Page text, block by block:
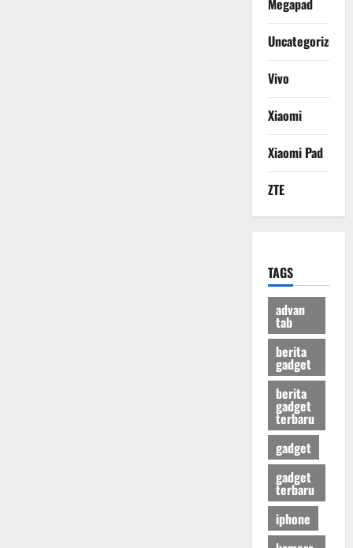
Megapad
Uncategorized
Vivo
Xiaomi
Xiaomi Pad
ZTE
TAGS
advan
tab
berita
gadget
berita
gadget
terbaru
gadget
gadget
terbaru
iphone